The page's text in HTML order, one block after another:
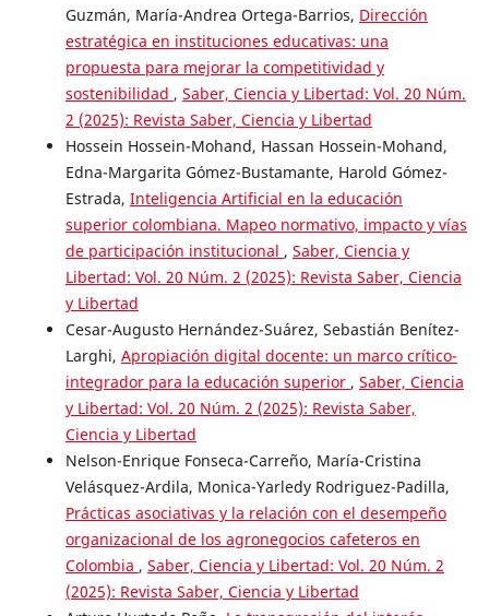
Guzmán, María-Andrea Ortega-Barrios, Dirección
estratégica en instituciones educativas: una
propuesta para mejorar la competitividad y
sostenibilidad , Saber, Ciencia y Libertad: Vol. 20 Núm.
2 (2025): Revista Saber, Ciencia y Libertad
Hossein Hossein-Mohand, Hassan Hossein-Mohand,
Edna-Margarita Gómez-Bustamante, Harold Gómez-
Estrada, Inteligencia Artificial en la educación
superior colombiana. Mapeo normativo, impacto y vías
de participación institucional , Saber, Ciencia y
Libertad: Vol. 20 Núm. 2 (2025): Revista Saber, Ciencia
y Libertad
Cesar-Augusto Hernández-Suárez, Sebastián Benítez-
Larghi, Apropiación digital docente: un marco crítico-
integrador para la educación superior , Saber, Ciencia
y Libertad: Vol. 20 Núm. 2 (2025): Revista Saber,
Ciencia y Libertad
Nelson-Enrique Fonseca-Carreño, María-Cristina
Velásquez-Ardila, Monica-Yarledy Rodriguez-Padilla,
Prácticas asociativas y la relación con el desempeño
organizacional de los agronegocios cafeteros en
Colombia , Saber, Ciencia y Libertad: Vol. 20 Núm. 2
(2025): Revista Saber, Ciencia y Libertad